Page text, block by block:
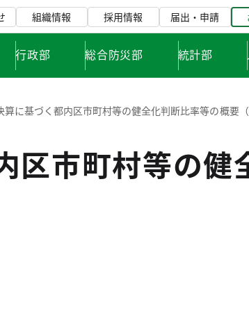
組織情報 採用情報 届出・申請
行政部 総合防災部 統計部
算に基づく都内区市町村等の健全化判断比率等の概要（
区市町村等の健